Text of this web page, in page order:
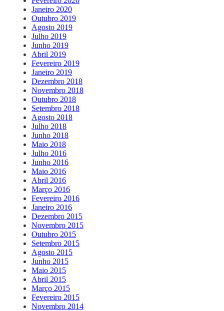
Janeiro 2020
Outubro 2019
Agosto 2019
Julho 2019
Junho 2019
Abril 2019
Fevereiro 2019
Janeiro 2019
Dezembro 2018
Novembro 2018
Outubro 2018
Setembro 2018
Agosto 2018
Julho 2018
Junho 2018
Maio 2018
Julho 2016
Junho 2016
Maio 2016
Abril 2016
Março 2016
Fevereiro 2016
Janeiro 2016
Dezembro 2015
Novembro 2015
Outubro 2015
Setembro 2015
Agosto 2015
Junho 2015
Maio 2015
Abril 2015
Março 2015
Fevereiro 2015
Novembro 2014